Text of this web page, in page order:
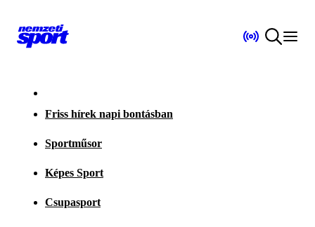
Friss hírek napi bontásban
Sportműsor
Képes Sport
Csupasport